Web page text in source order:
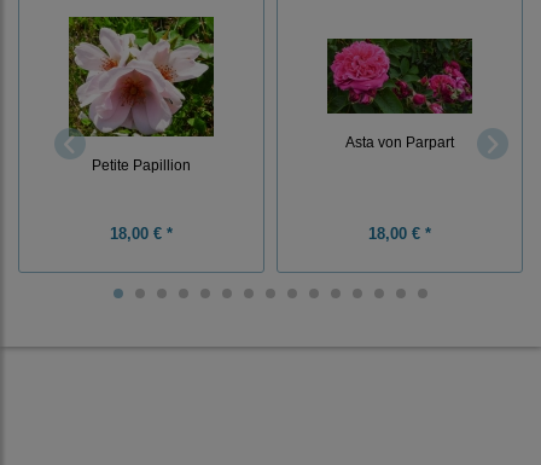
Petite Papillion
18,00 € *
Asta von Parpart
18,00 € *